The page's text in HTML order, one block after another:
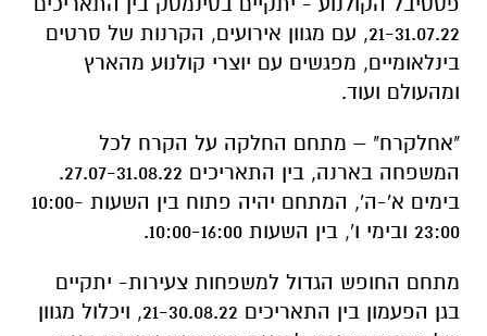
21-31.07.22, עם מגוון אירועים, הקרנות של סרטים
בינלאומיים, מפגשים עם יוצרי קולנוע מהארץ
ומהעולם ועוד.
"אחלקרח" – מתחם החלקה על הקרח לכל
המשפחה בארנה, בין התאריכים 27.07-31.08.22.
בימים א'-ה', המתחם יהיה פתוח בין השעות 10:00-
23:00 ובימי ו', בין השעות 10:00-16:00.
מתחם החופש הגדול למשפחות צעירות- יתקיים
בגן הפעמון בין התאריכים 21-30.08.22, ויכלול מגוון